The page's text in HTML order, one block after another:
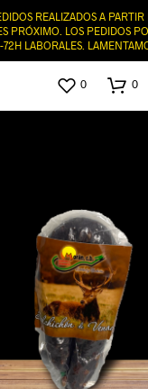
REALIZADOS A PARTIR
PRÓXIMO. LOS PEDIDOS
LABORALES.
0 0